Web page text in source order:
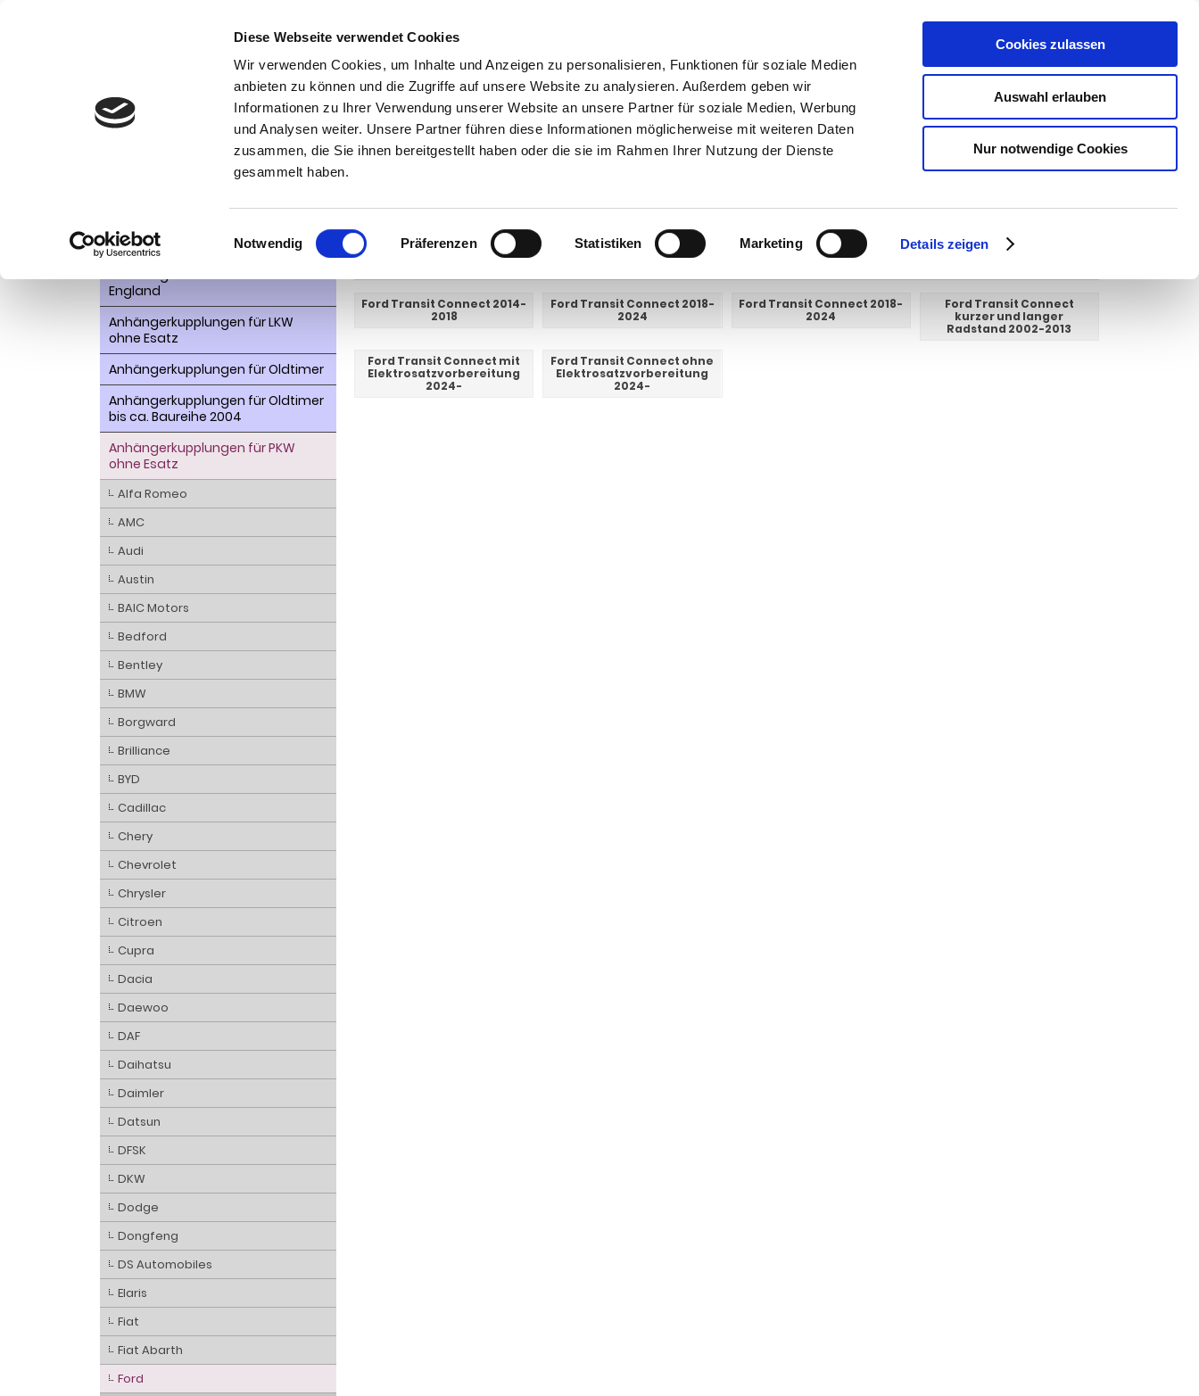
Diese Webseite verwendet Cookies
Wir verwenden Cookies, um Inhalte und Anzeigen zu personalisieren, Funktionen für soziale Medien
anbieten zu können und die Zugriffe auf unsere Website zu analysieren. Außerdem geben wir
Informationen zu Ihrer Verwendung unserer Website an unsere Partner für soziale Medien, Werbung
und Analysen weiter. Unsere Partner führen diese Informationen möglicherweise mit weiteren Daten
zusammen, die Sie ihnen bereitgestellt haben oder die sie im Rahmen Ihrer Nutzung der Dienste
gesammelt haben.
Einwilligungsauswahl
Notwendig Präferenzen Statistiken Marketing Details zeigen
Cookies zulassen
Auswahl erlauben
Nur notwendige Cookies
SUCHEN
Kontakt 0 44 89 - 92 34 67 6 AHK-Finder Kasse Warenkorb 0 Artikel
Transit Connect
Ford Transit Connect 2014-
2018
Ford Transit Connect 2018-
2024
Ford Transit Connect 2018-
2024
Ford Transit Connect
kurzer und langer
Radstand 2002-2013
Ford Transit Connect mit
Elektrosatzvorbereitung
2024-
Ford Transit Connect ohne
Elektrosatzvorbereitung
2024-
Kategorien
AHK- Zubehör, Ersatzteile
Anhängelast erhöhen
Anhängerkupplungen für
Fahrzeuge aus den USA Canada
England
Anhängerkupplungen für LKW
ohne Esatz
Anhängerkupplungen für Oldtimer
Anhängerkupplungen für Oldtimer
bis ca. Baureihe 2004
Anhängerkupplungen für PKW
ohne Esatz
Alfa Romeo
AMC
Audi
Austin
BAIC Motors
Bedford
Bentley
BMW
Borgward
Brilliance
BYD
Cadillac
Chery
Chevrolet
Chrysler
Citroen
Cupra
Dacia
Daewoo
DAF
Daihatsu
Daimler
Datsun
DFSK
DKW
Dodge
Dongfeng
DS Automobiles
Elaris
Fiat
Fiat Abarth
Ford